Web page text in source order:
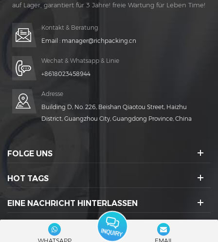
auf Lager, garantiert für 3 Jahre! freie Wartung für Leben Time!
Kontakt & Beratung
Email : manager@richpacking.cn
Wechat & Whatsapp & Linie
+8618023458944
Adresse
Building D, No. 226, Beishan Qiaotou Street, Haizhu
District, Guangzhou City, Guangdong Province, China
FOLGE UNS
HOT TAGS
EINE NACHRICHT HINTERLASSEN
SOZIALE IKONEN :